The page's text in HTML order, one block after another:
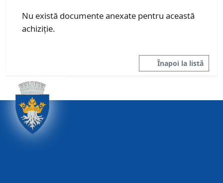
Nu există documente anexate pentru această
achiziție.
Înapoi la listă